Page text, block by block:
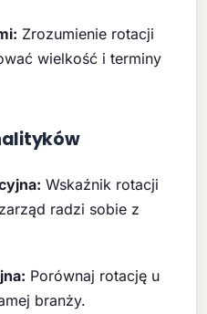
Zrozumienie rotacji
wielkość i terminy
Wskaźnik rotacji
radzi sobie z
Porównaj rotację u
branży.